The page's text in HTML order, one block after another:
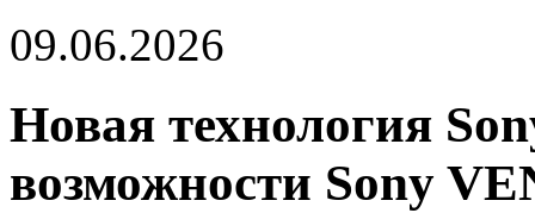
09.06.2026
Новая технология
возможности Sony